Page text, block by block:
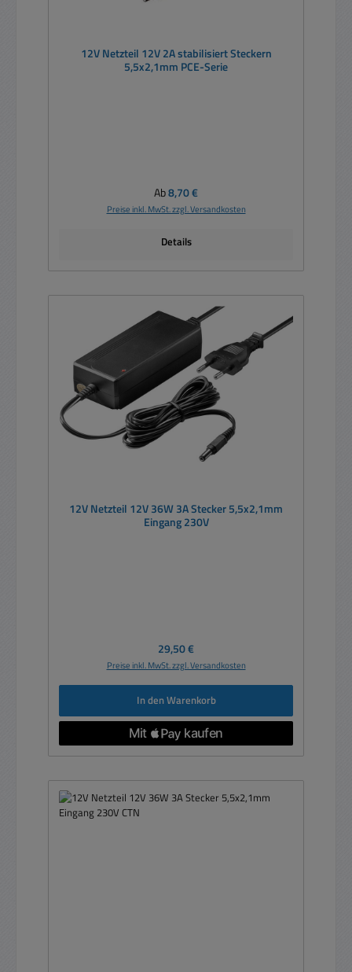
12V Netzteil 12V 2A stabilisiert Steckern
5,5x2,1mm PCE-Serie
Regulärer Preis:
Ab8,70 €
Preise inkl. MwSt. zzgl. Versandkosten
Details
12V Netzteil 12V 36W 3A Stecker 5,5x2,1mm
Eingang 230V
Regulärer Preis:
29,50 €
Preise inkl. MwSt. zzgl. Versandkosten
In den Warenkorb